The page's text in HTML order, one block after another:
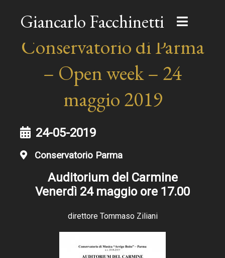
Giancarlo Facchinetti
Conservatorio di Parma
– Open week – 24
maggio 2019
24-05-2019
Conservatorio Parma
Auditorium del Carmine
Venerdì 24 maggio ore 17.00
direttore Tommaso Ziliani